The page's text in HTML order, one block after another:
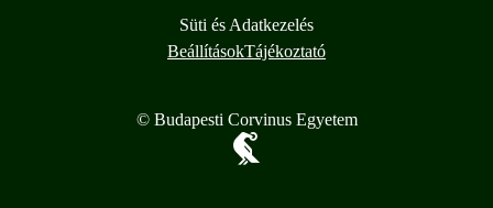
Süti és Adatkezelés
BeállításokTájékoztató
© Budapesti Corvinus Egyetem